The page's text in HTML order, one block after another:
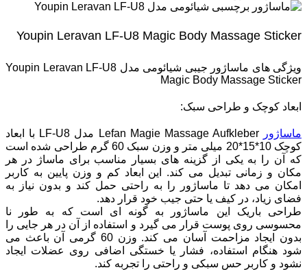
Youpin Leravan LF-U8 Magic Body Massage Sticker
ویژگی های ماساژور جیبی شیائومی مدل Youpin Leravan LF-U8
Magic Body Massage Sticker
ابعاد کوچک و طراحی سبک:
ماساژور
Lefan Magie Massage Aufkleber مدل LF-U8 با ابعاد
کوچک 10*15*20 میلی‌ متر و وزن سبک 60 گرم طراحی شده است
که آن را به یکی از گزینه ‌های بسیار مناسب برای ماساژ در هر
مکان و زمانی تبدیل می ‌کند. این ابعاد کم و وزن پایین به کاربر
امکان می‌ دهد تا ماساژور را به راحتی حمل کند و بدون نیاز به
فضای زیاد، در کیف یا حتی جیب خود قرار دهد.
طراحی باریک این ماساژور به گونه‌ ای است که به طور نا
محسوسی روی پوست قرار می‌ گیرد و استفاده از آن در هر جایی را
بدون ایجاد مزاحمت آسان می‌ کند. وزن 60 گرمی آن باعث می
‌شود هنگام استفاده، فشار یا خستگی اضافی روی عضلات ایجاد
نشود و کاربر حس سبکی و راحتی را تجربه کند.